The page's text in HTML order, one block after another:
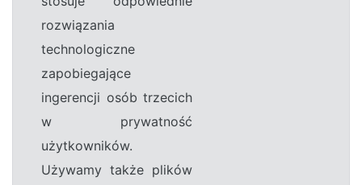
rozwiązania
technologiczne
zapobiegające
ingerencji osób trzecich
w prywatność
użytkowników.
Używamy także plików